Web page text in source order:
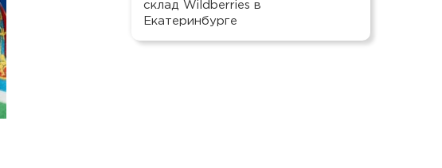
склад Wildberries в
Екатеринбурге